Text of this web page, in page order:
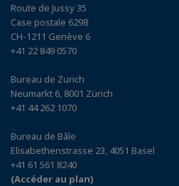
Route de Jussy 35
Case postale 6298
CH-1211 Genève 6
+41 22 849 0570
Bureau de Zurich
Neumarkt 6, 8001 Zürich
+41 44 262 1070
Bureau de Bâle
Elisabethenstrasse 23, 4051 Basel
+41 61 561 8240
(Accéder au plan)